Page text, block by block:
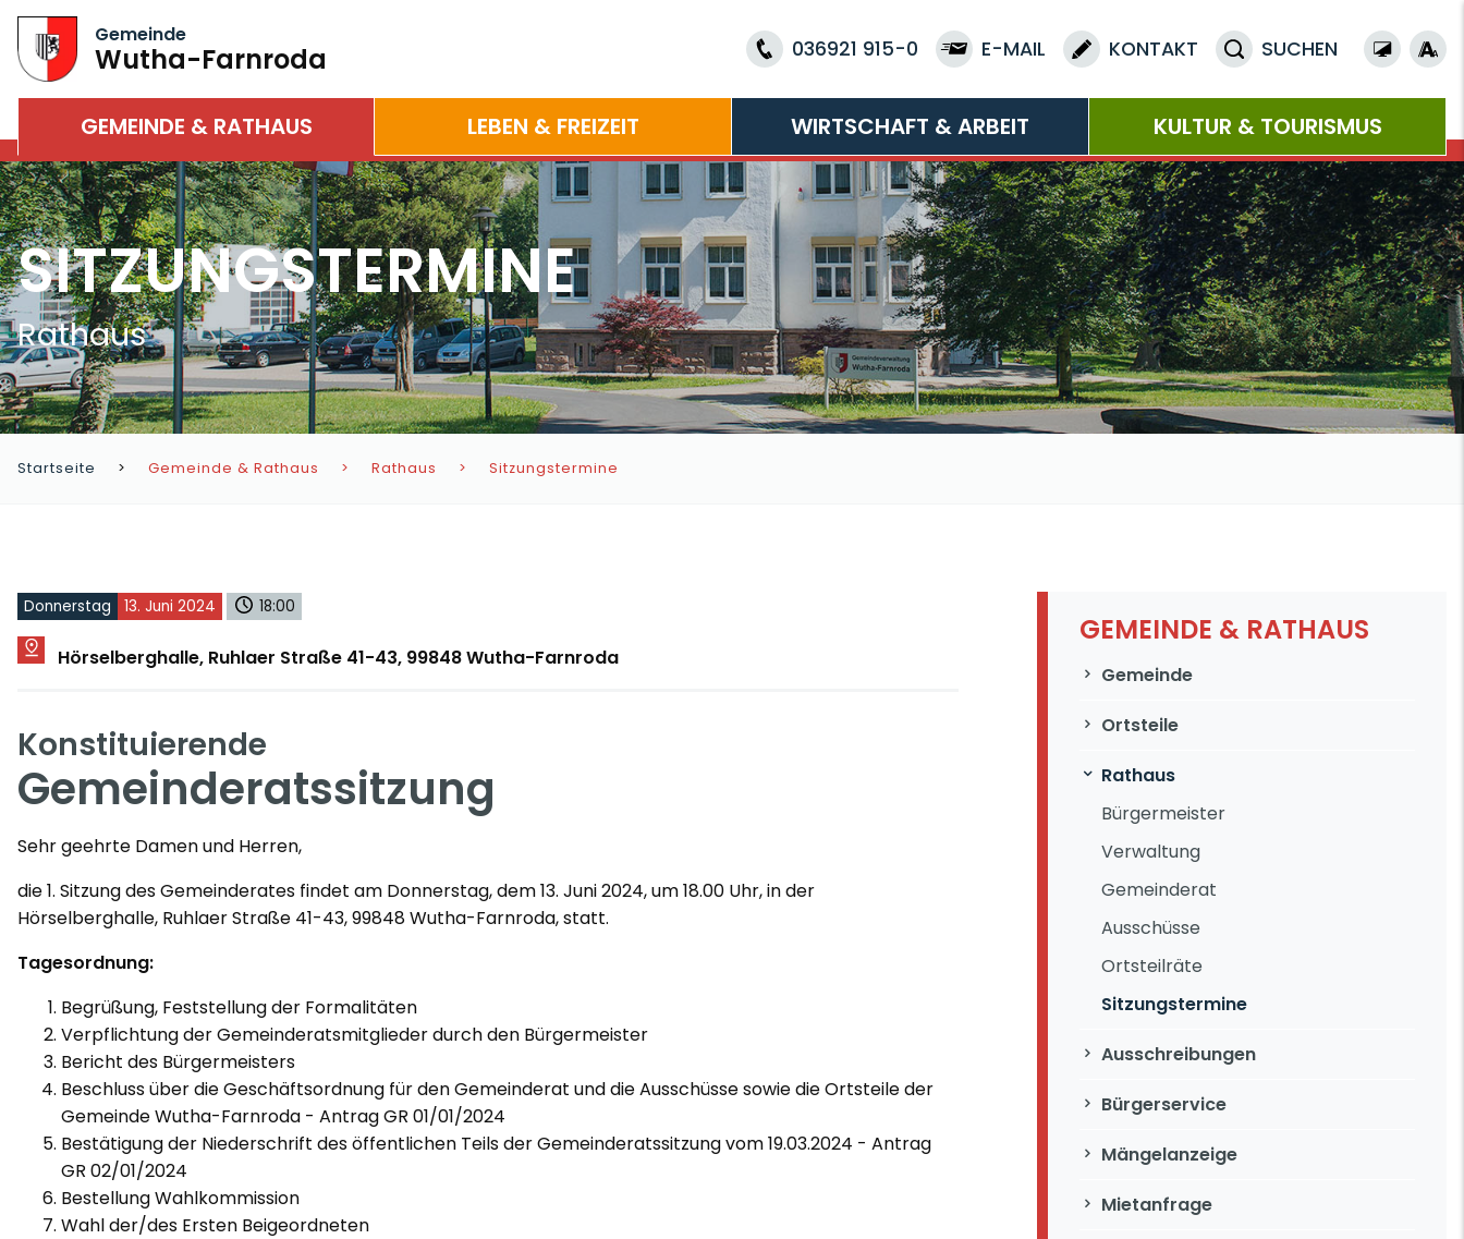
Gemeinde
Wutha-Farnroda 036921 915-0 E-MAIL KONTAKT SUCHEN
GEMEINDE & RATHAUS LEBEN & FREIZEIT WIRTSCHAFT & ARBEIT KULTUR & TOURISMUS
SITZUNGSTERMINE
Rathaus
Startseite Gemeinde & Rathaus Rathaus Sitzungstermine
Donnerstag 13. Juni 2024 18:00
Hörselberghalle, Ruhlaer Straße 41-43, 99848 Wutha-Farnroda
Konstituierende
Gemeinderatssitzung
Sehr geehrte Damen und Herren,
die 1. Sitzung des Gemeinderates findet am Donnerstag, dem 13. Juni 2024, um 18.00 Uhr, in der
Hörselberghalle, Ruhlaer Straße 41-43, 99848 Wutha-Farnroda, statt.
Tagesordnung:
Begrüßung, Feststellung der Formalitäten
Verpflichtung der Gemeinderatsmitglieder durch den Bürgermeister
Bericht des Bürgermeisters
Beschluss über die Geschäftsordnung für den Gemeinderat und die Ausschüsse sowie die Ortsteile der
Gemeinde Wutha-Farnroda - Antrag GR 01/01/2024
Bestätigung der Niederschrift des öffentlichen Teils der Gemeinderatssitzung vom 19.03.2024 - Antrag
GR 02/01/2024
Bestellung Wahlkommission
Wahl der/des Ersten Beigeordneten
GEMEINDE & RATHAUS
Navigation überspringen
Gemeinde
Ortsteile
Rathaus
Bürgermeister
Verwaltung
Gemeinderat
Ausschüsse
Ortsteilräte
Sitzungstermine
Ausschreibungen
Bürgerservice
Mängelanzeige
Mietanfrage